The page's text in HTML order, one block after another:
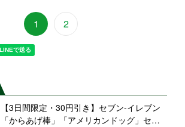
1 2
【3日間限定・30円引き】セブン‐イレブン
「からあげ棒」「アメリカンドッグ」セー